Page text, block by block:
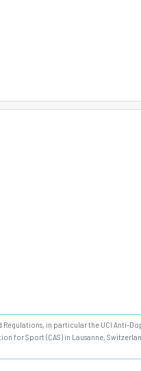
in particular the UCI Anti-
for Sport (CAS) in Lausanne,